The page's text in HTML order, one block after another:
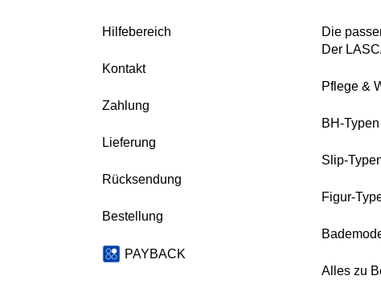
Hilfebereich
Kontakt
Zahlung
Lieferung
Rücksendung
Bestellung
PAYBACK
Die
Der
Pflege &
BH-Typen
Slip-
Figur-
Alles zu